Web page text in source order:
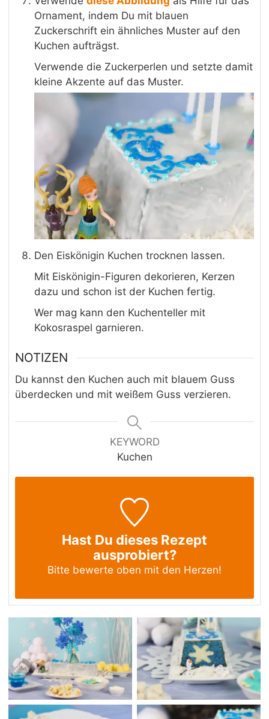
Ornament, indem Du mit blauen
Zuckerschrift ein ähnliches Muster auf den
Kuchen aufträgst.
Verwende die Zuckerperlen und setzte damit
kleine Akzente auf das Muster.
Den Eiskönigin Kuchen trocknen lassen.
Mit Eiskönigin-Figuren dekorieren, Kerzen
dazu und schon ist der Kuchen fertig.
Wer mag kann den Kuchenteller mit
Kokosraspel garnieren.
NOTIZEN
Du kannst den Kuchen auch mit blauem Guss
überdecken und mit weißem Guss verzieren.
KEYWORD
Kuchen
Hast Du dieses Rezept
ausprobiert?
Bitte bewerte oben mit den Herzen!